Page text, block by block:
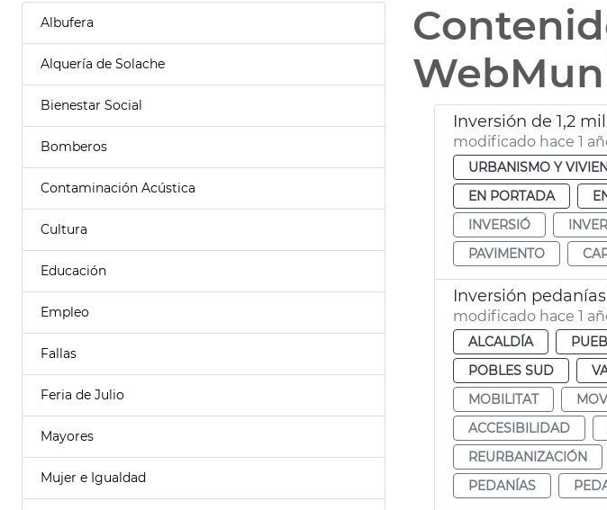
Albufera
Alquería de Solache
Bienestar Social
Bomberos
Contaminación Acústica
Cultura
Educación
Empleo
Fallas
Feria de Julio
Mayores
Mujer e Igualdad
Inversión de 1,2
modificado hace 1
URBANISMO Y
EN PORTADA
INVERSIÓ
PAVIMENTO
Inversión
modificado hace 1
ALCALDÍA
POBLES SUD
MOBILITAT
ACCESIBILIDAD
REURBANIZACIÓN
PEDANÍAS